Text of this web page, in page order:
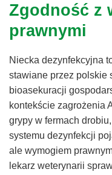
Zgodność z
prawnymi
Niecka dezynfekcyjna
stawiane przez polskie
bioasekuracji
kontekście zagrożenia
grypy w fermach
systemu dezynfekcji
ale wymogiem
lekarz weterynarii